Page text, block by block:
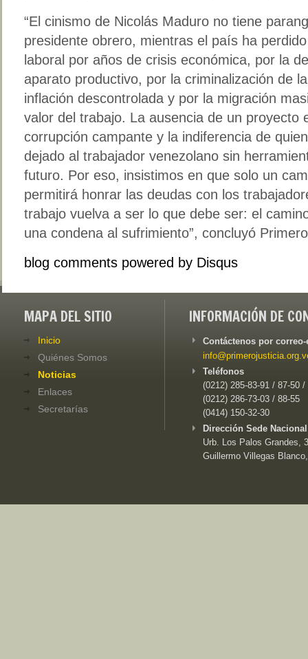
“El cinismo de Nicolás Maduro no tiene
presidente obrero, mientras el país ha
laboral por años de crisis económica, por la
aparato productivo, por la criminalización de
inflación descontrolada y por la migración
valor del trabajo. La ausencia de un proyecto
corrupción campante y la indiferencia de
dejado al trabajador venezolano sin
futuro. Por eso, insistimos en que solo un
permitirá honrar las deudas con los
trabajo vuelva a ser lo que debe ser: el
una condena al sufrimiento”, concluyó
blog comments powered by Disqus
MAPA DEL SITIO
Inicio
Quiénes Somos
Noticias
Enlaces
Secretarías
INFORMACIÓN DE
Contáctenos por
Teléfonos
(0212) 285-83-91 / 87-50 /
(0212) 286-73-03 / 88-55
(0414) 150-32-30
Dirección Sede
Urb. Los Palos Grandes,
Guillermo Villegas